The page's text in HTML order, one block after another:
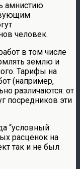
амнистию
человек.
в том числе
землю и
Тарифы на
(например,
различаются: от
посредников эти
“условный
расценок на
так и не был